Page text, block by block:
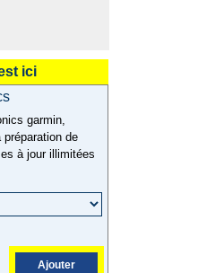
ici
garmin,
de
à jour illimitées
Ajouter